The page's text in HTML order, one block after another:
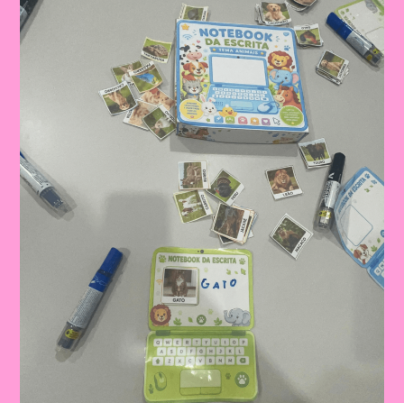
Pedagógico
Aprender
Sobre
A
Cultura
Brasileira
Brincando